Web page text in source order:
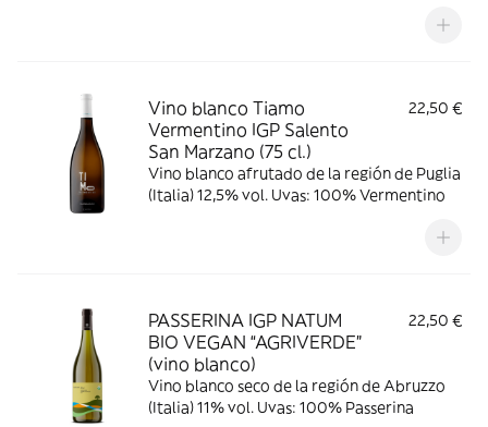
Vino blanco Tiamo
Vermentino IGP Salento
San Marzano (75 cl.)
22,50 €
Vino blanco afrutado de la región de Puglia
(Italia) 12,5% vol. Uvas: 100% Vermentino
PASSERINA IGP NATUM
BIO VEGAN “AGRIVERDE”
(vino blanco)
22,50 €
Vino blanco seco de la región de Abruzzo
(Italia) 11% vol. Uvas: 100% Passerina